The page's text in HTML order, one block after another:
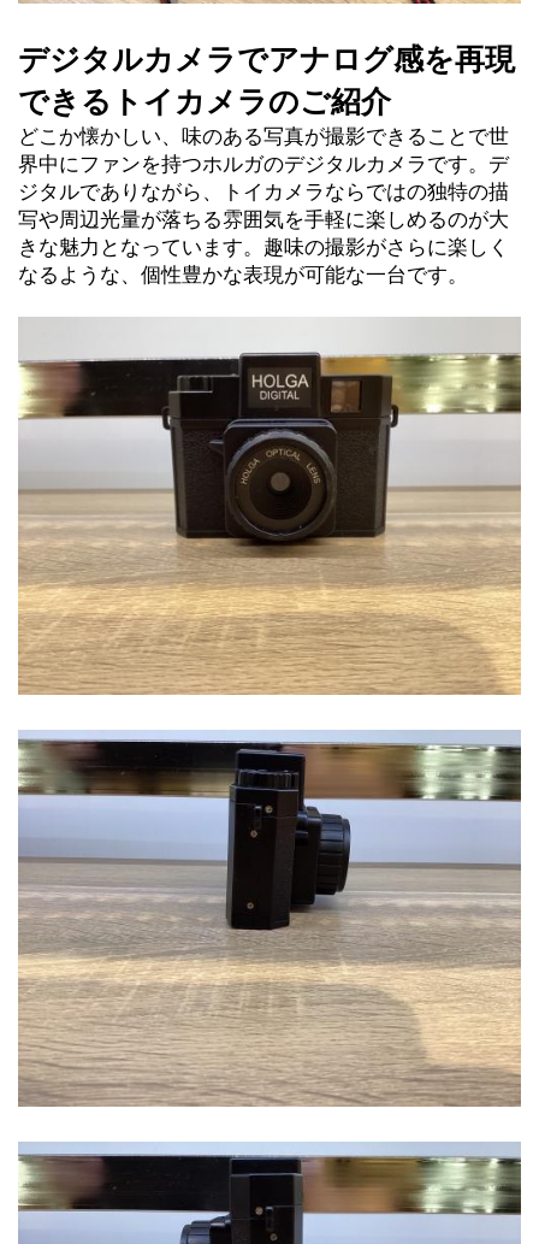
デジタルカメラでアナログ感を再現
できるトイカメラのご紹介
どこか懐かしい、味のある写真が撮影できることで世
界中にファンを持つホルガのデジタルカメラです。デ
ジタルでありながら、トイカメラならではの独特の描
写や周辺光量が落ちる雰囲気を手軽に楽しめるのが大
きな魅力となっています。趣味の撮影がさらに楽しく
なるような、個性豊かな表現が可能な一台です。